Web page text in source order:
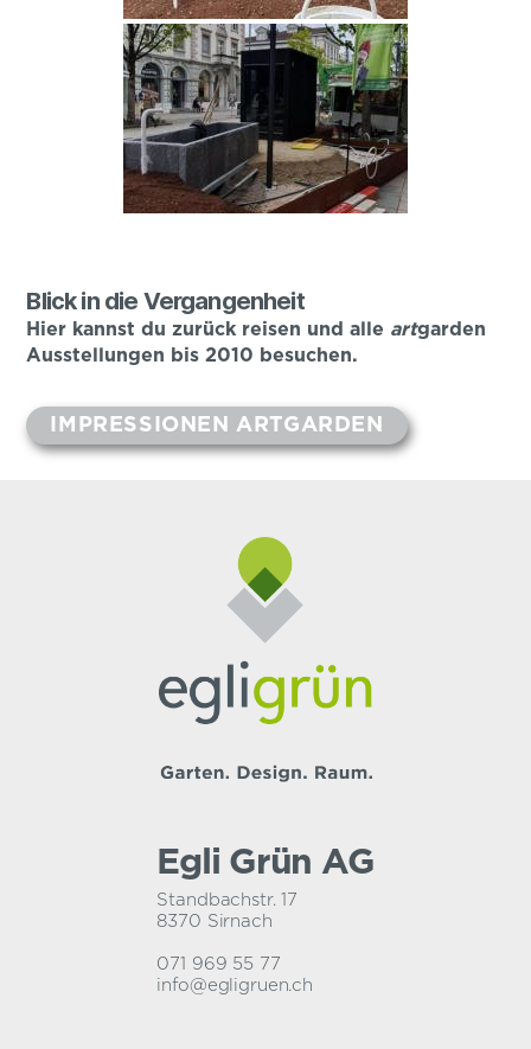
Blick in die Vergangenheit
Hier kannst du zurück reisen und alle artgarden
Ausstellungen bis 2010 besuchen.
IMPRESSIONEN ARTGARDEN
Egli Grün AG
Standbachstr. 17
8370 Sirnach
071 969 55 77
info@egligruen.ch